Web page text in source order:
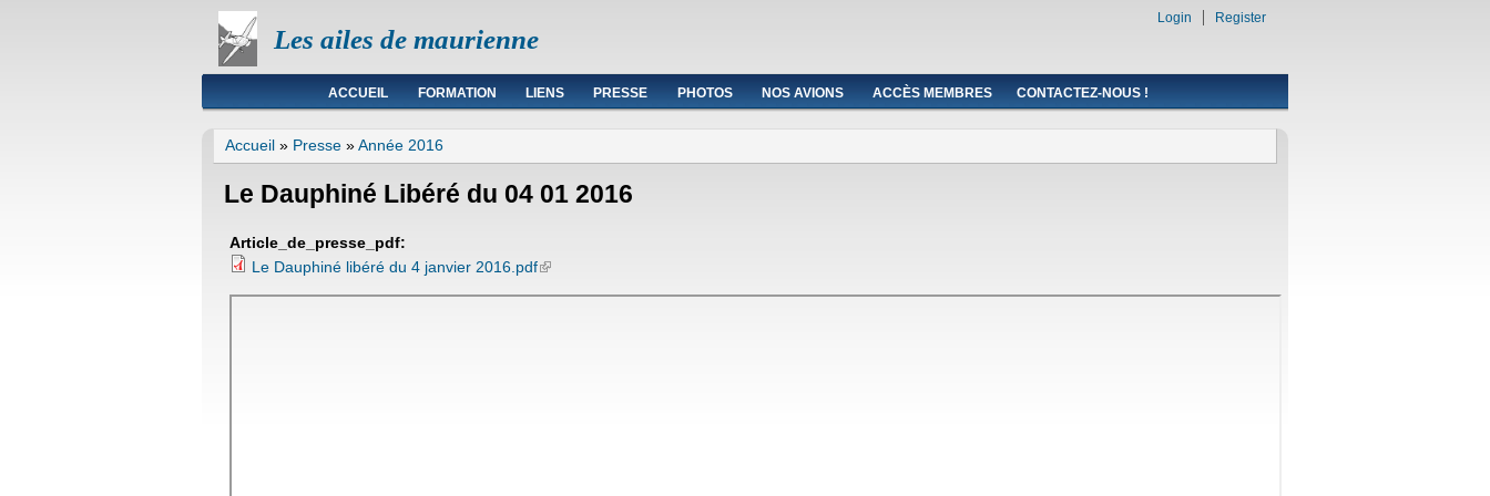
Les ailes de maurienne
Login Register
Menu principal
ACCUEIL FORMATION LIENS PRESSE PHOTOS NOS AVIONS ACCÈS MEMBRES CONTACTEZ-NOUS !
Vous êtes ici
Accueil » Presse »Année 2016
Le Dauphiné Libéré du 04 01 2016
Article_de_presse_pdf:
Le Dauphiné libéré du 4 janvier 2016.pdf(link is external)